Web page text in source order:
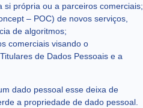
si própria ou a parceiros comerciais;
– POC) de novos serviços,
de algoritmos;
comerciais visando o
de Dados Pessoais e a
dado pessoal esse deixa de
a propriedade de dado pessoal.